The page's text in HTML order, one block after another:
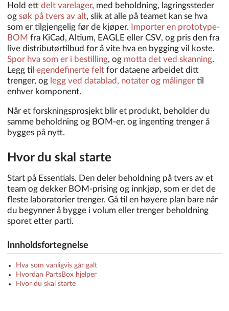
Hold ett delt varelager, med beholdning, lagringssteder
og søk på tvers av alt, slik at alle på teamet kan se hva
som er tilgjengelig før de kjøper.
Importer en prototype-
BOM fra KiCad, Altium, EAGLE eller CSV, og pris den fra
live distributørtilbud for å vite hva en bygging vil koste.
Spor hva som er i bestilling, og motta det ved skanning.
Legg til egendefinerte felt for dataene arbeidet ditt
trenger, og legg ved datablad, notater og målinger til
enhver komponent.
Når et forskningsprosjekt blir et produkt, beholder du
samme beholdning og BOM-er, og ingenting trenger å
bygges på nytt.
Hvor du skal starte
Start på Essentials. Den deler beholdning på tvers av et
team og dekker BOM-prising og innkjøp, som er det de
fleste laboratorier trenger. Gå til en høyere plan bare når
du begynner å bygge i volum eller trenger beholdning
sporet etter parti.
Innholdsfortegnelse
Hva som vanligvis går galt
Hvordan PartsBox hjelper
Hvor du skal starte